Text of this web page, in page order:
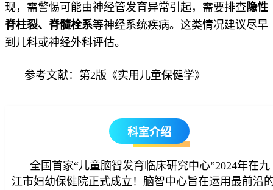
现，需警惕可能由神经管发育异常引起，需要排查隐性
脊柱裂、脊髓栓系等神经系统疾病。这类情况建议尽早
到儿科或神经外科评估。
参考文献：第2版《实用儿童保健学》
科室介绍
全国首家“儿童脑智发育临床研究中心”2024年在九
江市妇幼保健院正式成立！脑智中心旨在运用最前沿